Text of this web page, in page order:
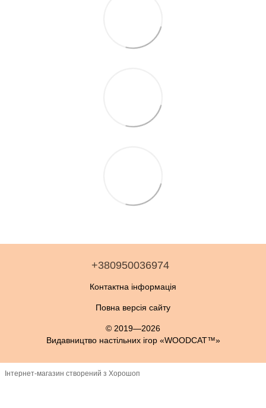
+380950036974
Контактна інформація
Повна версія сайту
© 2019—2026
Видавництво настільних ігор «WOODCAT™»
Інтернет-магазин створений з Хорошоп